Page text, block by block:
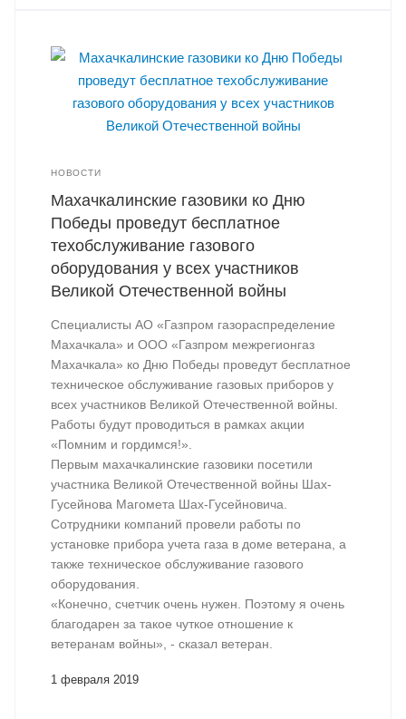
НОВОСТИ
Махачкалинские газовики ко Дню
Победы проведут бесплатное
техобслуживание газового
оборудования у всех участников
Великой Отечественной войны
Специалисты АО «Газпром газораспределение
Махачкала» и ООО «Газпром межрегионгаз
Махачкала» ко Дню Победы проведут бесплатное
техническое обслуживание газовых приборов у
всех участников Великой Отечественной войны.
Работы будут проводиться в рамках акции
«Помним и гордимся!».
Первым махачкалинские газовики посетили
участника Великой Отечественной войны Шах-
Гусейнова Магомета Шах-Гусейновича.
Сотрудники компаний провели работы по
установке прибора учета газа в доме ветерана, а
также техническое обслуживание газового
оборудования.
«Конечно, счетчик очень нужен. Поэтому я очень
благодарен за такое чуткое отношение к
ветеранам войны», - сказал ветеран.
1 февраля 2019